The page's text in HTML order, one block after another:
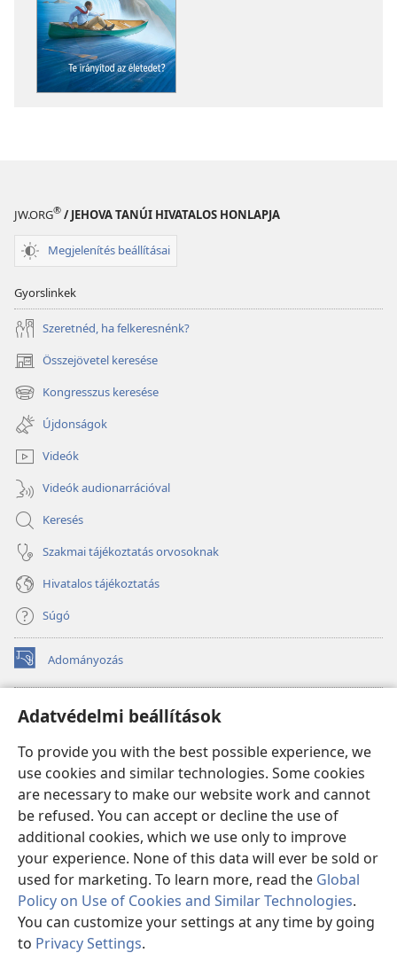
Adatvédelmi beállítások
To provide you with the best possible experience, we
use cookies and similar technologies. Some cookies
are necessary to make our website work and cannot
be refused. You can accept or decline the use of
additional cookies, which we use only to improve
your experience. None of this data will ever be sold or
used for marketing. To learn more, read the Global
Policy on Use of Cookies and Similar Technologies.
You can customize your settings at any time by going
to Privacy Settings.
JW.ORG® / JEHOVA TANÚI HIVATALOS HONLAPJA
Megjelenítés beállításai
Gyorslinkek
Szeretnéd, ha felkeresnénk?
Összejövetel keresése
(opens
new
window)
Kongresszus keresése
(opens
new
window)
Újdonságok
Videók
Videók audionarrációval
Keresés
Szakmai tájékoztatás orvosoknak
Hivatalos tájékoztatás
Súgó
Adományozás
(opens
new
Őrtorony ONLINE KÖNYVTÁR
(opens
window)JW Hub
(opens
new
window)JW Library
Watchtower Library
Copyright© 2026 Watch Tower Bible and Tract Society of Pennsylvania.
FELHASZNÁLÁSI FELTÉTELEK